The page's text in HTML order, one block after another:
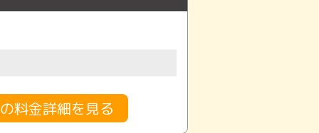
料金詳細を見る